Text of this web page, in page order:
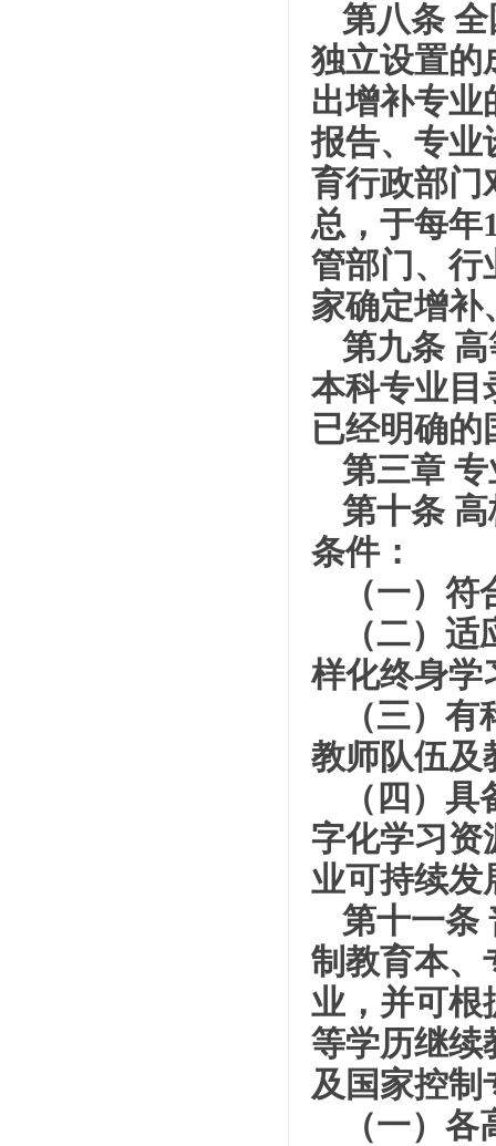
第八条
独立设置的
出增补专业
报告、专业
育行政部门
总，于每年
管部门、行
家确定增补
第九条
本科专业目
已经明确的
第三章
第十条
条件：
（一）
（二）
样化终身学
（三）
教师队伍及
（四）
字化学习资
业可持续发
第十一条
制教育本、
业，并可根
等学历继续
及国家控制
（一）